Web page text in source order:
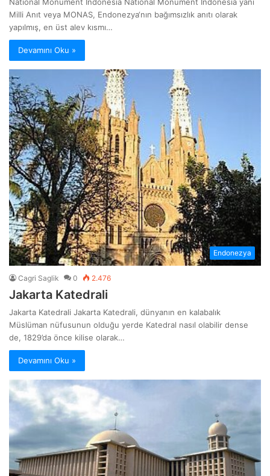
National Monument Indonesia National Monument Indonesia yani
Milli Anıt veya MONAS, Endonezya‘nın bağımsızlık anıtı olarak
yapılmış, en üst alev kısmı…
Devamını Oku »
Endonezya
Cagri Saglik 0 2.476
Jakarta Katedrali
Jakarta Katedrali Jakarta Katedrali, dünyanın en kalabalık
Müslüman nüfusunun olduğu yerde Katedral nasıl olabilir dense
de, 1829’da önce kilise olarak…
Devamını Oku »